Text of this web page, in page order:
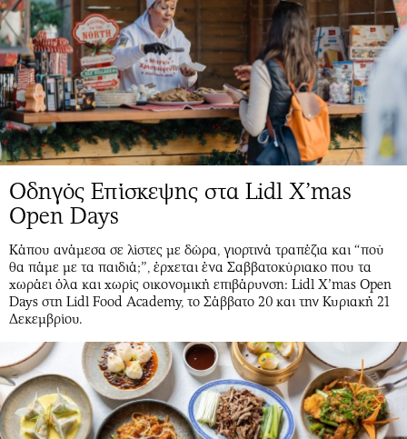
Οδηγός Επίσκεψης στα Lidl X’mas
Open Days
Κάπου ανάμεσα σε λίστες με δώρα, γιορτινά τραπέζια και “πού
θα πάμε με τα παιδιά;”, έρχεται ένα Σαββατοκύριακο που τα
χωράει όλα και χωρίς οικονομική επιβάρυνση: Lidl X’mas Open
Days στη Lidl Food Academy, το Σάββατο 20 και την Κυριακή 21
Δεκεμβρίου.